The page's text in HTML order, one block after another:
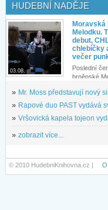
HUDEBNÍ NADĚJE
03.08.
Moravská
Melodku.
debut,
chlebíčky
večer
Poslední
brněnské
» Mr. Moss představují nový
» Rapové duo PAST vydává
» Vršovická kapela tojeon
» zobrazit více...
© 2010 HudebniKnihovna.cz |